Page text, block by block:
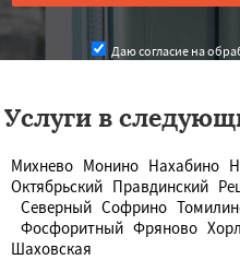
Даю согласие на
Услуги в
Михнево Монино Нахабино
Октябрьский Правдинский
Северный Софрино
Фосфоритный Фряново
Шаховская